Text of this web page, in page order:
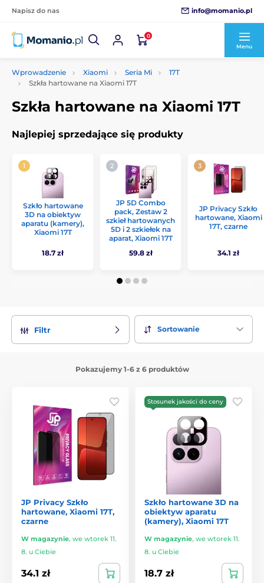
Napisz do nas info@momanio.pl
0
Menu
Wprowadzenie Xiaomi Seria Mi
17T
Szkła hartowane na Xiaomi 17T
Szkła hartowane na Xiaomi 17T
Najlepiej sprzedające się produkty
Szkło hartowane
3D na obiektyw
aparatu (kamery),
Xiaomi 17T
18.7 zł
JP 5D Combo
pack, Zestaw 2
szkieł hartowanych
5D i 2 szkiełek na
aparat, Xiaomi 17T
59.8 zł
JP Privacy Szkło
hartowane, Xiaomi
17T, czarne
34.1 zł
Filtr Sortowanie
Pokazujemy 1-6 z 6 produktów
JP Privacy Szkło
hartowane, Xiaomi 17T,
czarne
W magazynie, we wtorek 11.
8. u Ciebie
34.1 zł
Stosunek jakości do ceny
Szkło hartowane 3D na
obiektyw aparatu
(kamery), Xiaomi 17T
W magazynie, we wtorek 11.
8. u Ciebie
18.7 zł